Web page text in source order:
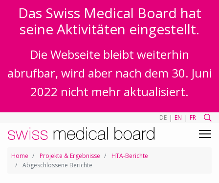
Das Swiss Medical Board hat
seine Aktivitäten eingestellt.
Die Webseite bleibt weiterhin
abrufbar, wird aber nach dem 30. Juni
2022 nicht mehr aktualisiert.
DE | EN | FR
Home Projekte & Ergebnisse
HTA-Berichte
Abgeschlossene Berichte